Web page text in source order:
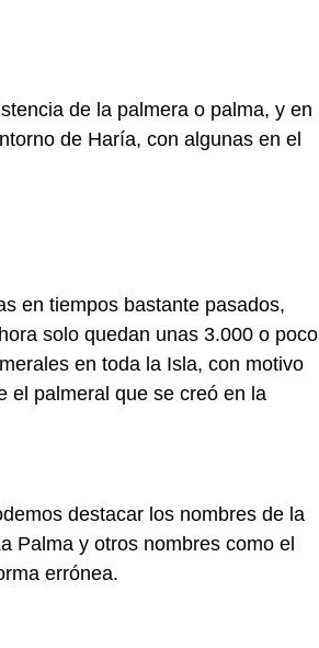
de la palmera o palma, y en
de Haría, con algunas en el
en tiempos bastante pasados,
solo quedan unas 3.000 o poco
en toda la Isla, con motivo
el palmeral que se creó en la
destacar los nombres de la
Palma y otros nombres como el
errónea.